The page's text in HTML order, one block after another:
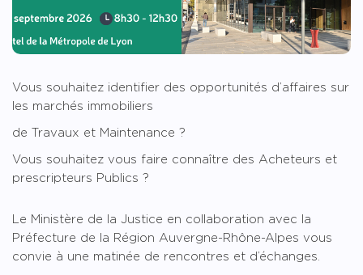
Vous souhaitez identifier des opportunités d’affaires sur
les marchés immobiliers
de Travaux et Maintenance ?
Vous souhaitez vous faire connaître des Acheteurs et
prescripteurs Publics ?
Le Ministère de la Justice en collaboration avec la
Préfecture de la Région Auvergne-Rhône-Alpes vous
convie à une matinée de rencontres et d’échanges.